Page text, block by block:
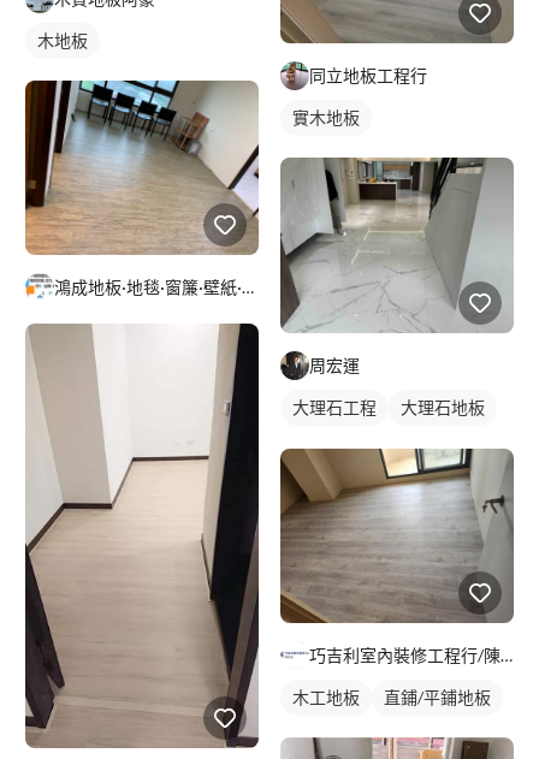
木地板
鴻成地板·地毯·窗簾·壁紙·輕鋼架·專業施工團隊
同立地板工程行
實木地板
周宏運
大理石工程
大理石地板
巧吉利室內裝修工程行/陳家進
木工地板 直鋪/平鋪地板